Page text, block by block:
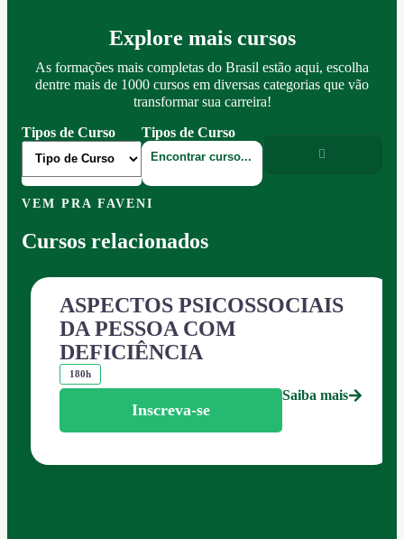
Explore mais cursos
As formações mais completas do Brasil estão aqui, escolha
dentre mais de 1000 cursos em diversas categorias que vão
transformar sua carreira!
Tipos de Curso
Tipos de Curso
VEM PRA FAVENI
Cursos relacionados
ASPECTOS PSICOSSOCIAIS
DA PESSOA COM
DEFICIÊNCIA
180h
Inscreva-se
Saiba mais